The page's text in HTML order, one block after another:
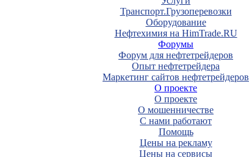
Транспорт.Грузоперевозки
Оборудование
Нефтехимия на HimTrade.RU
Форумы
Форум для нефтетрейдеров
Опыт нефтетрейдера
Маркетинг сайтов нефтетрейдеров
О проекте
О проекте
О мошенничестве
С нами работают
Помощь
Цены на рекламу
Цены на сервисы